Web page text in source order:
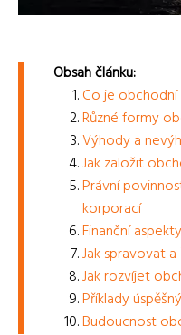
Obsah článku:
Co je
Různé formy
Výhody a
Jak založit
Právní
korporací
Finanční
Jak spravovat
Jak rozvíjet
Příklady
Budoucnost